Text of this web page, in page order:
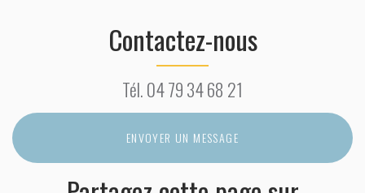
Contactez-nous
Tél.04 79 34 68 21
ENVOYER UN MESSAGE